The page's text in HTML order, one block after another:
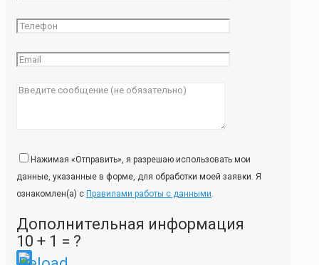
Нажимая «Отправить», я разрешаю использовать мои
данные, указанные в форме, для обработки моей заявки. Я
ознакомлен(а) с Правилами работы с данными.
Дополнительная информация
10 + 1 = ?